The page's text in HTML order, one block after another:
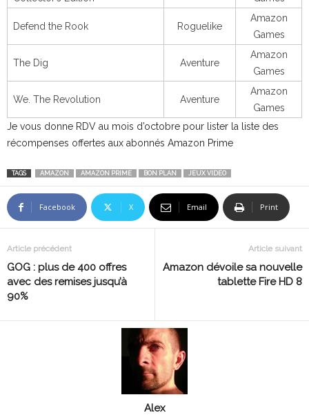
Defend the Rook Roguelike
Amazon
Games
The Dig Aventure
Amazon
Games
We. The Revolution Aventure
Amazon
Games
Je vous donne RDV au mois d’octobre pour lister la liste des
récompenses offertes aux abonnés Amazon Prime
TAGS AMAZON AMAZON PRIME BON PLAN JEUX VIDEO
Facebook X Email Print
Article précédent
GOG : plus de 400 offres
avec des remises jusqu’à
90%
Article suivant
Amazon dévoile sa nouvelle
tablette Fire HD 8
Alex